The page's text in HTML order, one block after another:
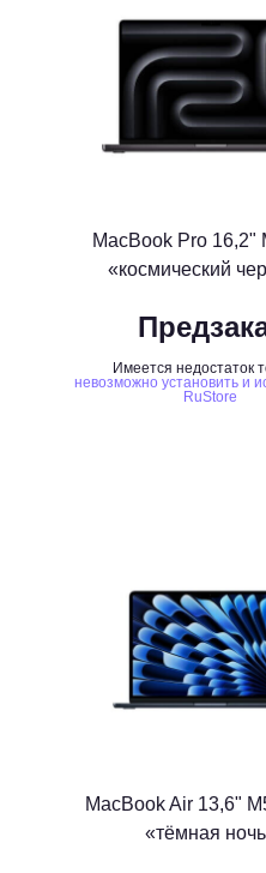
MacBook Pro 16,2"
«космический
Имеется недостаток
невозможно установить и
RuStore
MacBook Air 13,6"
«тёмная